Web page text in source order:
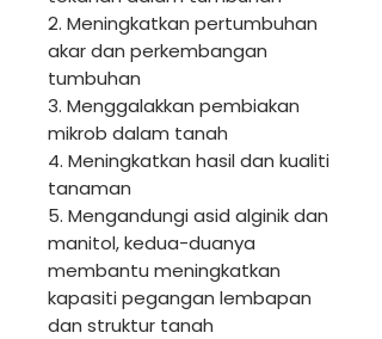
2. Meningkatkan pertumbuhan
akar dan perkembangan
tumbuhan
3. Menggalakkan pembiakan
mikrob dalam tanah
4. Meningkatkan hasil dan kualiti
tanaman
5. Mengandungi asid alginik dan
manitol, kedua-duanya
membantu meningkatkan
kapasiti pegangan lembapan
dan struktur tanah